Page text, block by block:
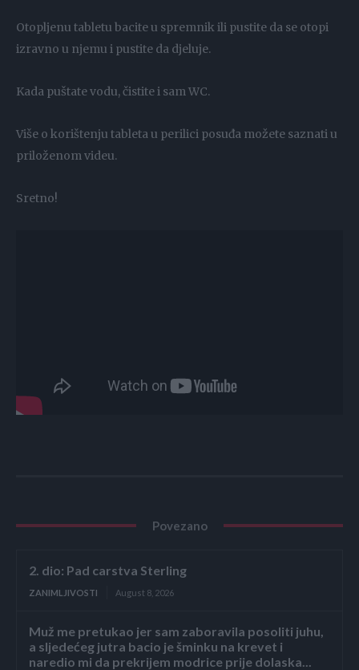
Otopljenu tabletu bacite u spremnik ili pustite da se otopi
izravno u njemu i pustite da djeluje.
Kada puštate vodu, čistite i sam WC.
Više o korištenju tableta u perilici posuđa možete saznati u
priloženom videu.
Sretno!
Povezano
2. dio: Pad carstva Sterling
ZANIMLJIVOSTI August 8, 2026
Muž me pretukao jer sam zaboravila posoliti juhu,
a sljedećeg jutra bacio je šminku na krevet i
naredio mi da prekrijem modrice prije dolaska...